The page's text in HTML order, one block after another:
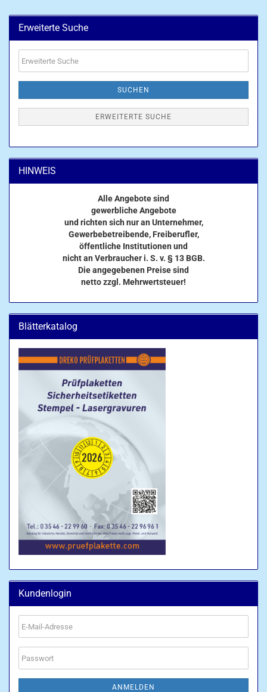
Erweiterte Suche
Suche
SUCHEN
ERWEITERTE SUCHE
HINWEIS
Alle Angebote sind
gewerbliche Angebote
und richten sich nur an Unternehmer,
Gewerbebetreibende, Freiberufler,
öffentliche Institutionen und
nicht an Verbraucher i. S. v. § 13 BGB.
Die angegebenen Preise sind
netto zzgl. Mehrwertsteuer!
Blätterkatalog
Kundenlogin
E-
Mail-
Adresse
Passwort
ANMELDEN